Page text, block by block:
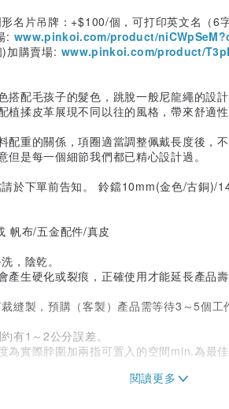
名片吊牌：+$100/個，可打印英文名（6
: www.pinkoi.com/product/
加購賣場: www.pinkoi.com/product/
搭配毛孩子的髮色，跳脫一般尼龍繩的設
植揉皮革展現不同以往的風格，帶來舒適
配重的關係，項圈適當調整佩戴長度後，
但是每一個細節我們都已精心設計過。
於下單前告知。 鈴鐺10mm(金色/古銅)/
帆布/五金配件/真皮
，陰乾。
產生硬化或裂痕，正確使用才能延長產品壽
縫製，預購（客製）產品需等待3～5個工
有1～2公分誤差。
為實際脖圍加兩指可置入的空間min.為最佳